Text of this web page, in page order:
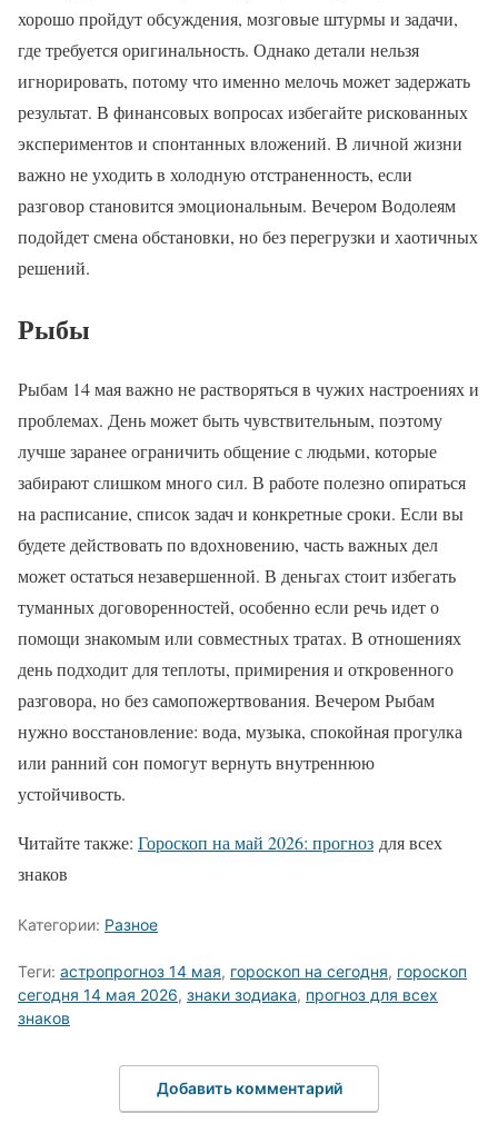
хорошо пройдут обсуждения, мозговые штурмы и задачи,
где требуется оригинальность. Однако детали нельзя
игнорировать, потому что именно мелочь может задержать
результат. В финансовых вопросах избегайте рискованных
экспериментов и спонтанных вложений. В личной жизни
важно не уходить в холодную отстраненность, если
разговор становится эмоциональным. Вечером Водолеям
подойдет смена обстановки, но без перегрузки и хаотичных
решений.
Рыбы
Рыбам 14 мая важно не растворяться в чужих настроениях и
проблемах. День может быть чувствительным, поэтому
лучше заранее ограничить общение с людьми, которые
забирают слишком много сил. В работе полезно опираться
на расписание, список задач и конкретные сроки. Если вы
будете действовать по вдохновению, часть важных дел
может остаться незавершенной. В деньгах стоит избегать
туманных договоренностей, особенно если речь идет о
помощи знакомым или совместных тратах. В отношениях
день подходит для теплоты, примирения и откровенного
разговора, но без самопожертвования. Вечером Рыбам
нужно восстановление: вода, музыка, спокойная прогулка
или ранний сон помогут вернуть внутреннюю
устойчивость.
Читайте также: Гороскоп на май 2026: прогноз для всех
знаков
Категории: Разное
Теги: астропрогноз 14 мая, гороскоп на сегодня, гороскоп
сегодня 14 мая 2026, знаки зодиака, прогноз для всех
знаков
Добавить комментарий